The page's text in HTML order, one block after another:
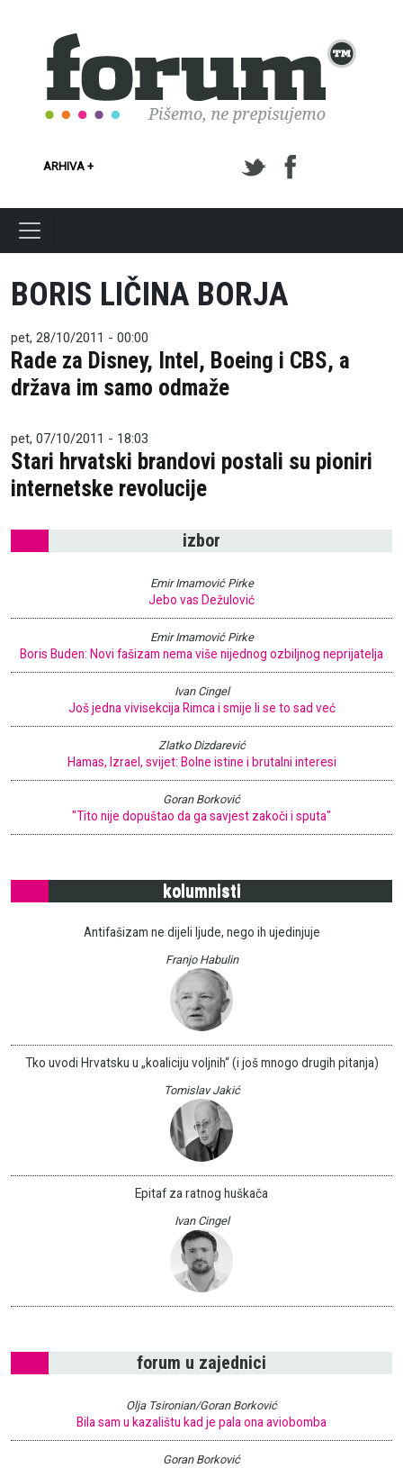
ARHIVA +
BORIS LIČINA BORJA
pet, 28/10/2011 - 00:00
Rade za Disney, Intel, Boeing i CBS, a
država im samo odmaže
pet, 07/10/2011 - 18:03
Stari hrvatski brandovi postali su pioniri
internetske revolucije
izbor
Emir Imamović Pirke
Jebo vas Dežulović
Emir Imamović Pirke
Boris Buden: Novi fašizam nema više nijednog ozbiljnog neprijatelja
Ivan Cingel
Još jedna vivisekcija Rimca i smije li se to sad već
Zlatko Dizdarević
Hamas, Izrael, svijet: Bolne istine i brutalni interesi
Goran Borković
"Tito nije dopuštao da ga savjest zakoči i sputa"
kolumnisti
Antifašizam ne dijeli ljude, nego ih ujedinjuje
Franjo Habulin
Tko uvodi Hrvatsku u „koaliciju voljnih“ (i još mnogo drugih pitanja)
Tomislav Jakić
Epitaf za ratnog huškača
Ivan Cingel
forum u zajednici
Olja Tsironian/Goran Borković
Bila sam u kazalištu kad je pala ona aviobomba
Goran Borković